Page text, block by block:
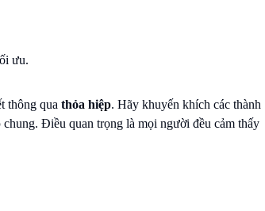
ưu.
thông qua thỏa hiệp. Hãy khuyến khích các thành
Điều quan trọng là mọi người đều cảm thấy